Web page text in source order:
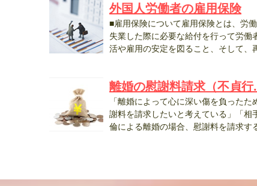
外国人労働者の雇用保険
■雇用保険について雇用保険とは、労
失業した際に必要な給付を行って労働
活や雇用の安定を図ること、そして、
離婚の慰謝料請求（不貞行
「離婚によって心に深い傷を負ったた
謝料を請求したいと考えている」「相
倫による離婚の場合、慰謝料を請求す